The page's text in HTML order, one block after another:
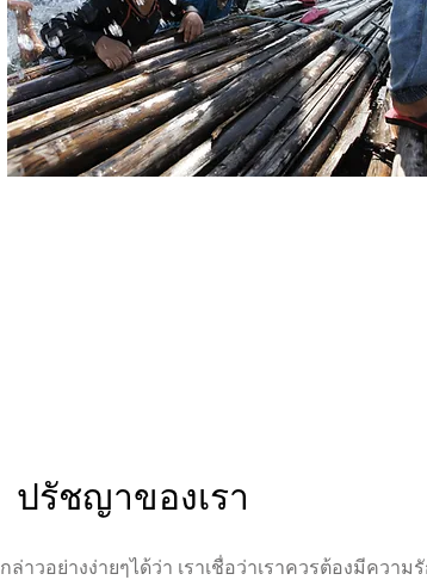
ปรัชญาของเรา
กล่าวอย่างง่ายๆได้ว่า เราเชื่อว่าเราควรต้องมีความ